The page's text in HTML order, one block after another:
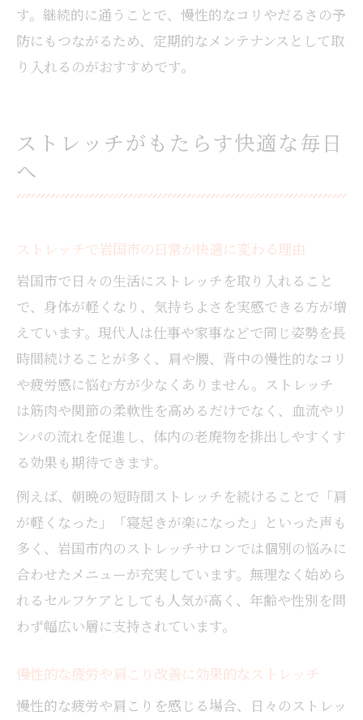
す。継続的に通うことで、慢性的なコリやだるさの予
防にもつながるため、定期的なメンテナンスとして取
り入れるのがおすすめです。
ストレッチがもたらす快適な毎日
へ
ストレッチで岩国市の日常が快適に変わる理由
岩国市で日々の生活にストレッチを取り入れること
で、身体が軽くなり、気持ちよさを実感できる方が増
えています。現代人は仕事や家事などで同じ姿勢を長
時間続けることが多く、肩や腰、背中の慢性的なコリ
や疲労感に悩む方が少なくありません。ストレッチ
は筋肉や関節の柔軟性を高めるだけでなく、血流やリ
ンパの流れを促進し、体内の老廃物を排出しやすくす
る効果も期待できます。
例えば、朝晩の短時間ストレッチを続けることで「肩
が軽くなった」「寝起きが楽になった」といった声も
多く、岩国市内のストレッチサロンでは個別の悩みに
合わせたメニューが充実しています。無理なく始めら
れるセルフケアとしても人気が高く、年齢や性別を問
わず幅広い層に支持されています。
慢性的な疲労や肩こり改善に効果的なストレッチ
慢性的な疲労や肩こりを感じる場合、日々のストレッ